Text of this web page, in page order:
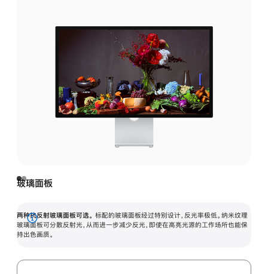
玻璃面板
两种抗反射玻璃面板可选。 标配的玻璃面板经过特别设计，反光率极低。纳米纹理
玻璃面板可分散反射光，从而进一步减少反光，即使在高亮光源的工作场所也能保
持出色画质。
展
开